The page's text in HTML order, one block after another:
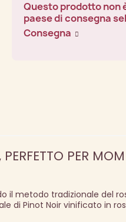
Questo prodotto non
paese di consegna
Consegna
PER
il metodo tradizionale del
di Pinot Noir vinificato in